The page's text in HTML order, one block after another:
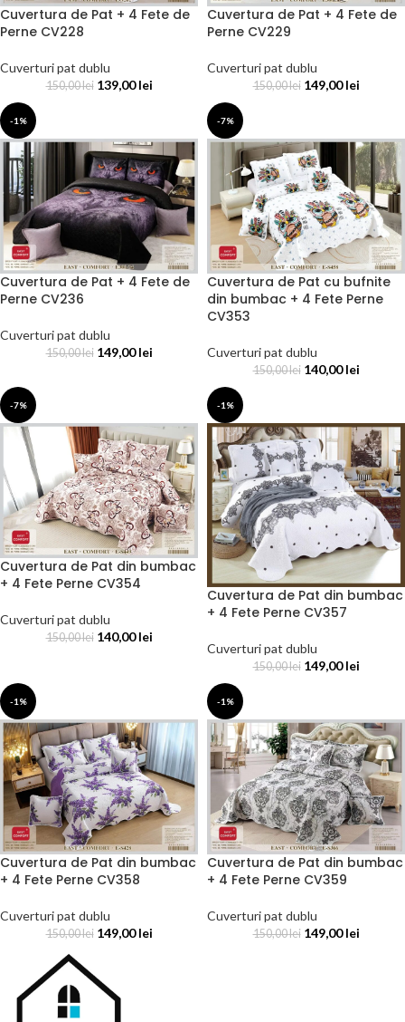
Cuvertura de Pat + 4 Fete de
Perne CV228
Cuverturi pat dublu
150,00lei 139,00lei
Cuvertura de Pat + 4 Fete de
Perne CV229
Cuverturi pat dublu
150,00lei 149,00lei
-1%
Cuvertura de Pat + 4 Fete de
Perne CV236
Cuverturi pat dublu
150,00lei 149,00lei
-7%
Cuvertura de Pat cu bufnite
din bumbac + 4 Fete Perne
CV353
Cuverturi pat dublu
150,00lei 140,00lei
-7%
Cuvertura de Pat din bumbac
+ 4 Fete Perne CV354
Cuverturi pat dublu
150,00lei 140,00lei
-1%
Cuvertura de Pat din bumbac
+ 4 Fete Perne CV357
Cuverturi pat dublu
150,00lei 149,00lei
-1%
Cuvertura de Pat din bumbac
+ 4 Fete Perne CV358
Cuverturi pat dublu
150,00lei 149,00lei
-1%
Cuvertura de Pat din bumbac
+ 4 Fete Perne CV359
Cuverturi pat dublu
150,00lei 149,00lei